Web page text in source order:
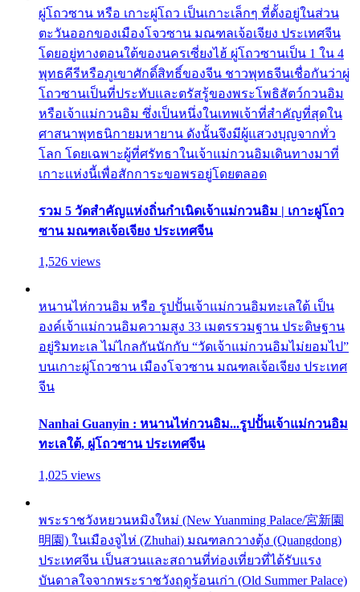
ผู่โถวซาน หรือ เกาะผู่โถว เป็นเกาะเล็กๆ ที่ตั้งอยู่ในส่วน
ตะวันออกของเมืองโจวซาน มณฑลเจ้อเจียง ประเทศจีน
โดยอยู่ทางตอนใต้ของนครเซี่ยงไฮ้ ผู่โถวซานเป็น 1 ใน 4
พุทธคีรีหรือภูเขาศักดิ์สิทธิ์ของจีน ชาวพุทธจีนเชื่อกันว่าผู่
โถวซานเป็นที่ประทับและตรัสรู้ของพระโพธิสัตว์กวนอิม
หรือเจ้าแม่กวนอิม ซึ่งเป็นหนึ่งในเทพเจ้าที่สำคัญที่สุดใน
ศาสนาพุทธนิกายมหายาน ดังนั้นจึงมีผู้แสวงบุญจากทั่ว
โลก โดยเฉพาะผู้ที่ศรัทธาในเจ้าแม่กวนอิมเดินทางมาที่
เกาะแห่งนี้เพื่อสักการะขอพรอยู่โดยตลอด
รวม 5 วัดสำคัญแห่งถิ่นกำเนิดเจ้าแม่กวนอิม | เกาะผู่โถว
ซาน มณฑลเจ้อเจียง ประเทศจีน
1,526 views
หนานไห่กวนอิม หรือ รูปปั้นเจ้าแม่กวนอิมทะเลใต้ เป็น
องค์เจ้าแม่กวนอิมความสูง 33 เมตรรวมฐาน ประดิษฐาน
อยู่ริมทะเล ไม่ไกลกันนักกับ “วัดเจ้าแม่กวนอิมไม่ยอมไป”
บนเกาะผู่โถวซาน เมืองโจวซาน มณฑลเจ้อเจียง ประเทศ
จีน
Nanhai Guanyin : หนานไห่กวนอิม...รูปปั้นเจ้าแม่กวนอิม
ทะเลใต้, ผู่โถวซาน ประเทศจีน
1,025 views
พระราชวังหยวนหมิงใหม่ (New Yuanming Palace/宮新園
明園) ในเมืองจูไห่ (Zhuhai) มณฑลกวางตุ้ง (Quangdong)
ประเทศจีน เป็นสวนและสถานที่ท่องเที่ยวที่ได้รับแรง
บันดาลใจจากพระราชวังฤดูร้อนเก่า (Old Summer Palace)